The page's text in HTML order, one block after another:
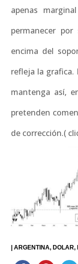
apenas
permanecer
encima del
refleja la grafica.
mantenga así,
pretenden
de corrección.(
|ARGENTINA DOLAR